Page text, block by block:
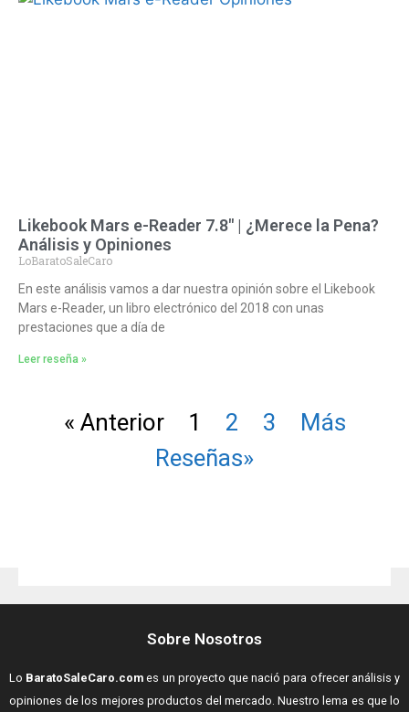
Likebook Mars e-Reader 7.8″ | ¿Merece la Pena?
Análisis y Opiniones
LoBaratoSaleCaro
En este análisis vamos a dar nuestra opinión sobre el Likebook
Mars e-Reader, un libro electrónico del 2018 con unas
prestaciones que a día de
Leer reseña »
« Anterior 1 2 3
Más
Reseñas»
Sobre Nosotros
Lo BaratoSaleCaro.com es un proyecto que nació para ofrecer análisis y
opiniones de los mejores productos del mercado. Nuestro lema es que lo